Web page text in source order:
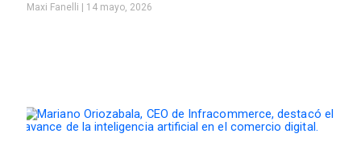
Maxi Fanelli 14 mayo, 2026